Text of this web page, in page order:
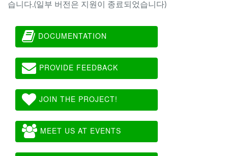
습니다.(일부 버전은 지원이 종료되었습니다)
DOCUMENTATION
PROVIDE FEEDBACK
JOIN THE PROJECT!
MEET US AT EVENTS